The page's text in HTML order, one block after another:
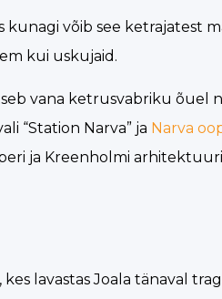
võib see ketrajatest
kui uskujaid.
vana ketrusvabriku õuel
“Station Narva” ja Narva
ja Kreenholmi
lavastas Joala tänaval